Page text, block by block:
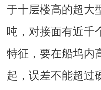
于十层楼高的超大
吨，对接面有近千
特征，要在船坞内
起，误差不能超过